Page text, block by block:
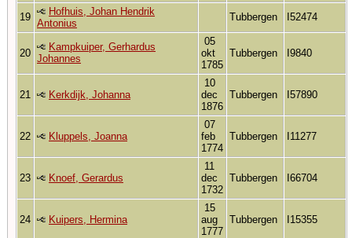
19
Hofhuis, Johan Hendrik
Antonius
Tubbergen I52474
20
Kampkuiper, Gerhardus
Johannes
05
okt
1785
Tubbergen I9840
21 Kerkdijk, Johanna
10
dec
1876
Tubbergen I57890
22 Kluppels, Joanna
07
feb
1774
Tubbergen I11277
23 Knoef, Gerardus
11
dec
1732
Tubbergen I66704
24 Kuipers, Hermina
15
aug
1777
Tubbergen I15355